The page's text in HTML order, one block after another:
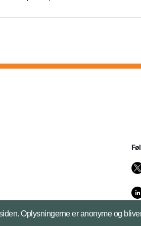
Oplysningerne er anonyme og